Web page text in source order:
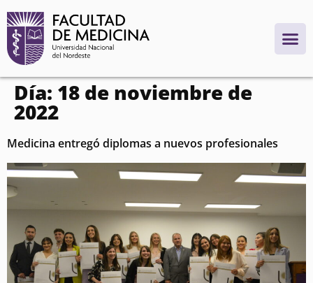
contenido
Día: 18 de noviembre de
2022
Medicina entregó diplomas a nuevos profesionales